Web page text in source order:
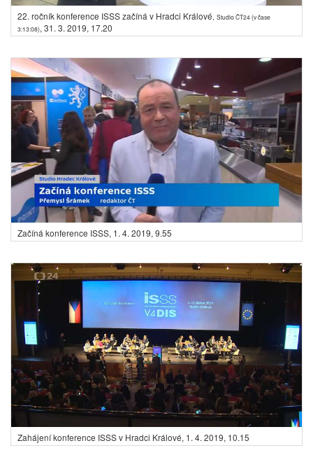
22. ročník konference ISSS začíná v Hradci Králové, Studio ČT24 (v čase
3:13:08), 31. 3. 2019, 17.20
Začíná konference ISSS, 1. 4. 2019, 9.55
Zahájení konference ISSS v Hradci Králové, 1. 4. 2019, 10.15